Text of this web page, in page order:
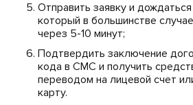
Отправить заявку и
который в большинстве
через 5-10 минут;
Подтвердить заключение
кода в СМС и получить
переводом на лицевой счет
карту.